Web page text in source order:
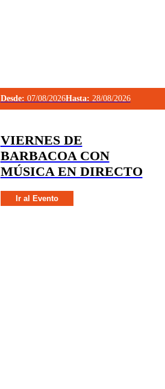
Desde: 07/08/2026Hasta: 28/08/2026
VIERNES DE
BARBACOA CON
MÚSICA EN DIRECTO
Ir al Evento